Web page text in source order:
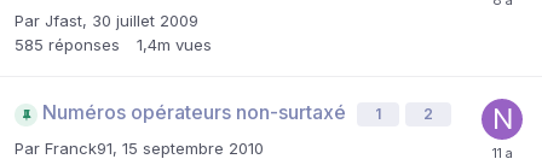
Par Jfast, 30 juillet 2009
585 réponses 1,4m vues
Numéros opérateurs non-surtaxé 1 2
Par Franck91, 15 septembre 2010